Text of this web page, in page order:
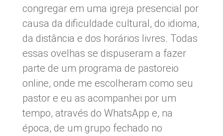
congregar em uma igreja presencial por
causa da dificuldade cultural, do idioma,
da distância e dos horários livres. Todas
essas ovelhas se dispuseram a fazer
parte de um programa de pastoreio
online, onde me escolheram como seu
pastor e eu as acompanhei por um
tempo, através do WhatsApp e, na
época, de um grupo fechado no